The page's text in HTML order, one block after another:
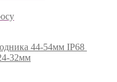
44-54мм IP68
32мм